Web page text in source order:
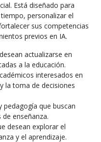
Está diseñado para
personalizar el
sus competencias
previos en IA.
actualizarse en
a la educación.
interesados en
la toma de decisiones
pedagogía que buscan
enseñanza.
desean explorar el
y el aprendizaje.